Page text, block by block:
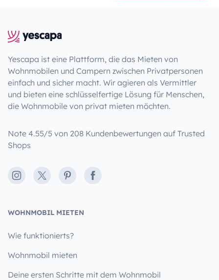
Yescapa ist eine Plattform, die das Mieten von
Wohnmobilen und Campern zwischen Privatpersonen
einfach und sicher macht. Wir agieren als Vermittler
und bieten eine schlüsselfertige Lösung für Menschen,
die Wohnmobile von privat mieten möchten.
Note 4.55/5 von 208 Kundenbewertungen auf Trusted
Shops
Instagram
X PinterestFacebook
WOHNMOBIL MIETEN
Wie funktionierts?
Wohnmobil mieten
Deine ersten Schritte mit dem Wohnmobil